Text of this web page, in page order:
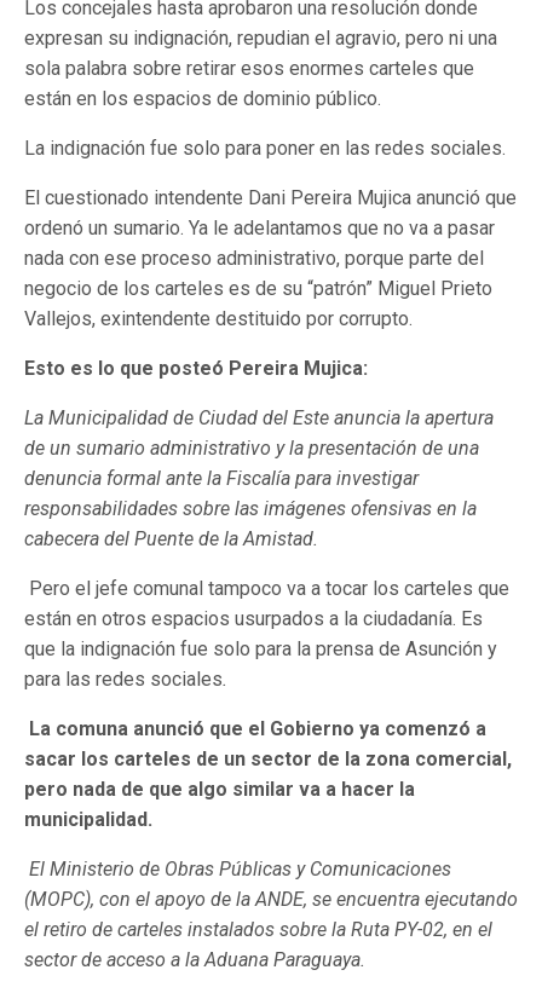
Los concejales hasta aprobaron una resolución donde
expresan su indignación, repudian el agravio, pero ni una
sola palabra sobre retirar esos enormes carteles que
están en los espacios de dominio público.
La indignación fue solo para poner en las redes sociales.
El cuestionado intendente Dani Pereira Mujica anunció que
ordenó un sumario. Ya le adelantamos que no va a pasar
nada con ese proceso administrativo, porque parte del
negocio de los carteles es de su “patrón” Miguel Prieto
Vallejos, exintendente destituido por corrupto.
Esto es lo que posteó Pereira Mujica:
La Municipalidad de Ciudad del Este anuncia la apertura
de un sumario administrativo y la presentación de una
denuncia formal ante la Fiscalía para investigar
responsabilidades sobre las imágenes ofensivas en la
cabecera del Puente de la Amistad.
Pero el jefe comunal tampoco va a tocar los carteles que
están en otros espacios usurpados a la ciudadanía. Es
que la indignación fue solo para la prensa de Asunción y
para las redes sociales.
La comuna anunció que el Gobierno ya comenzó a
sacar los carteles de un sector de la zona comercial,
pero nada de que algo similar va a hacer la
municipalidad.
El Ministerio de Obras Públicas y Comunicaciones
(MOPC), con el apoyo de la ANDE, se encuentra ejecutando
el retiro de carteles instalados sobre la Ruta PY-02, en el
sector de acceso a la Aduana Paraguaya.